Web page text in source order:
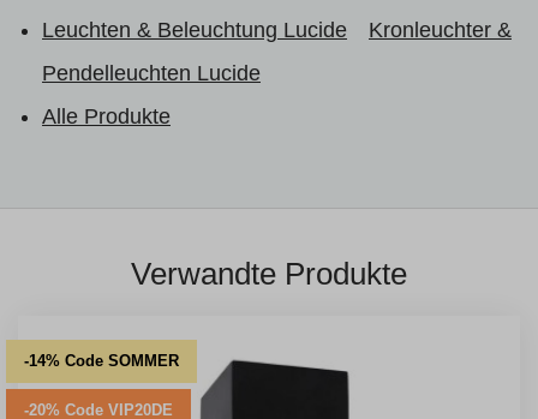
Leuchten & Beleuchtung Lucide
Kronleuchter &
Pendelleuchten Lucide
Alle Produkte
Verwandte Produkte
-14% Code SOMMER
-20% Code VIP20DE